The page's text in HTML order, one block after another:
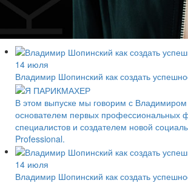
14 июля
Владимир Шопинский как создать
В этом выпуске мы говорим с
основателем первых профессиональных
специалистов и создателем новой
Professional.
14 июля
Владимир Шопинский как создать